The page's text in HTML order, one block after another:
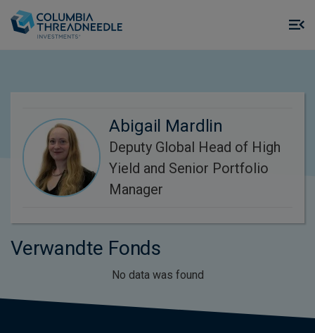
Abigail Mardlin
Deputy Global Head of High
Yield and Senior Portfolio
Manager
Verwandte Fonds
No data was found